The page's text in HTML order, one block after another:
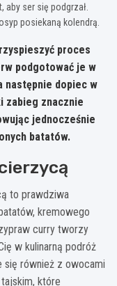
ser się podgrzał.
posiekaną kolendrą.
proces
podgotować je w
następnie dopiec w
zabieg znacznie
jednocześnie
batatów.
to prawdziwa
kremowego
curry tworzy
w kulinarną podróż
się również z owocami
które